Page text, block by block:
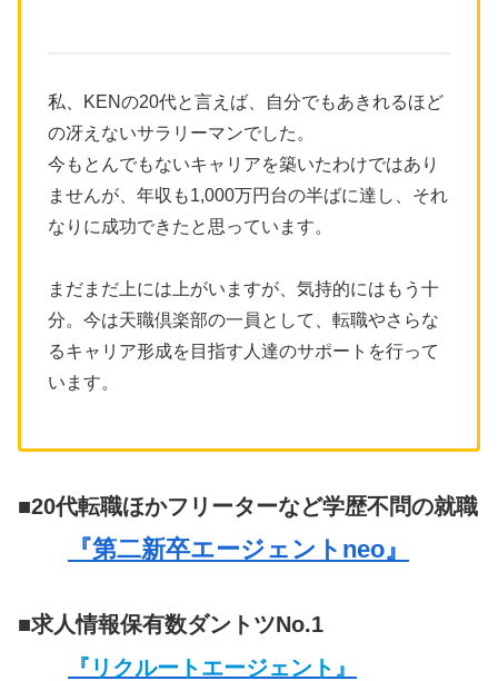
私、KENの20代と言えば、自分でもあきれるほど
の冴えないサラリーマンでした。
今もとんでもないキャリアを築いたわけではあり
ませんが、年収も1,000万円台の半ばに達し、それ
なりに成功できたと思っています。
まだまだ上には上がいますが、気持的にはもう十
分。今は天職倶楽部の一員として、転職やさらな
るキャリア形成を目指す人達のサポートを行って
います。
■20代転職ほかフリーターなど学歴不問の就職
『第二新卒エージェントneo』
■求人情報保有数ダントツNo.1
『リクルートエージェント』